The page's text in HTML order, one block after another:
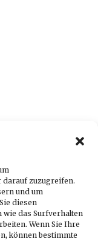
zuzugreifen.
und um
diesen
das Surfverhalten
Wenn Sie Ihre
können bestimmte